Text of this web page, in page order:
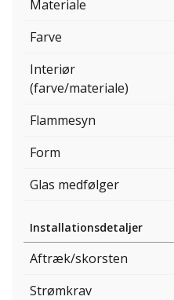
Materiale
Farve
Interiør
(farve/materiale)
Flammesyn
Form
Glas medfølger
Installationsdetaljer
Aftræk/skorsten
Strømkrav